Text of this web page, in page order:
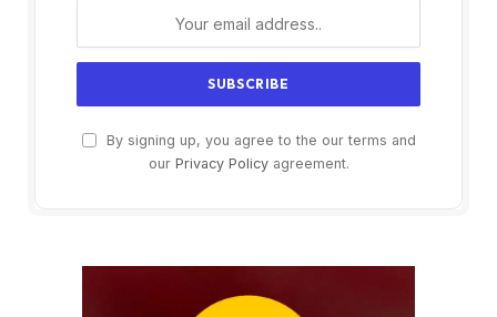
By signing up, you agree to the our terms and
our Privacy Policyagreement.